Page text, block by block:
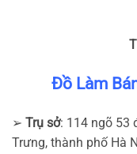
Đồ Làm
➢ Trụ sở: 114 ngõ 53
Trưng, thành phố Hà